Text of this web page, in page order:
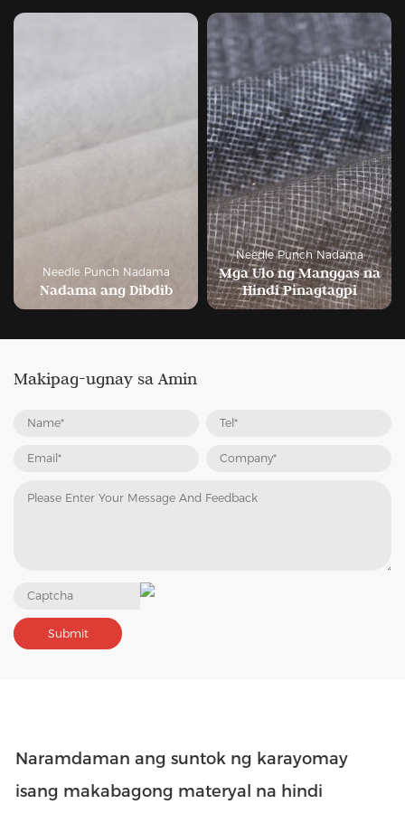
Mga Ulo ng Manggas na
Hindi Pinagtagpi
Needle Punch Nadama
Naramdaman
Makipag-ugnay sa Amin
Naramdaman ang suntok ng karayomay
isang makabagong materyal na hindi